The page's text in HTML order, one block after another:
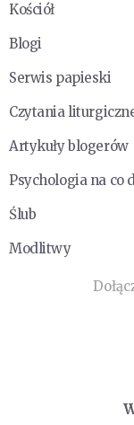
Kościół
Blogi
Serwis papieski
Czytania
Artykuły blogerów
Psychologia na co
Ślub
Modlitwy